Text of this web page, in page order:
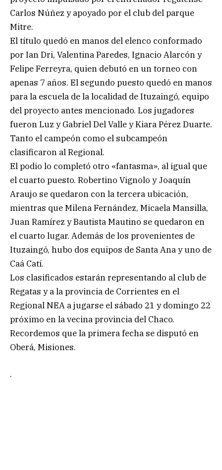
Carlos Núñez y apoyado por el club del parque
Mitre.
El título quedó en manos del elenco conformado
por Ian Dri, Valentina Paredes, Ignacio Alarcón y
Felipe Ferreyra, quien debutó en un torneo con
apenas 7 años. El segundo puesto quedó en manos
para la escuela de la localidad de Ituzaingó, equipo
del proyecto antes mencionado. Los jugadores
fueron Luz y Gabriel Del Valle y Kiara Pérez Duarte.
Tanto el campeón como el subcampeón
clasificaron al Regional.
El podio lo completó otro «fantasma», al igual que
el cuarto puesto. Robertino Vignolo y Joaquín
Araujo se quedaron con la tercera ubicación,
mientras que Milena Fernández, Micaela Mansilla,
Juan Ramírez y Bautista Mautino se quedaron en
el cuarto lugar. Además de los provenientes de
Ituzaingó, hubo dos equipos de Santa Ana y uno de
Caá Catí.
Los clasificados estarán representando al club de
Regatas y a la provincia de Corrientes en el
Regional NEA a jugarse el sábado 21 y domingo 22
próximo en la vecina provincia del Chaco.
Recordemos que la primera fecha se disputó en
Oberá, Misiones.
.